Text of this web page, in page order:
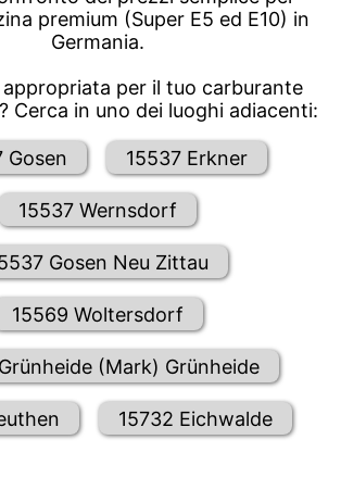
premium (Super E5 ed E10) in
Germania.
per il tuo carburante
Cerca in uno dei luoghi adiacenti:
Gosen 15537 Erkner
15537 Wernsdorf
Gosen Neu Zittau
15569 Woltersdorf
(Mark) Grünheide
15732 Eichwalde